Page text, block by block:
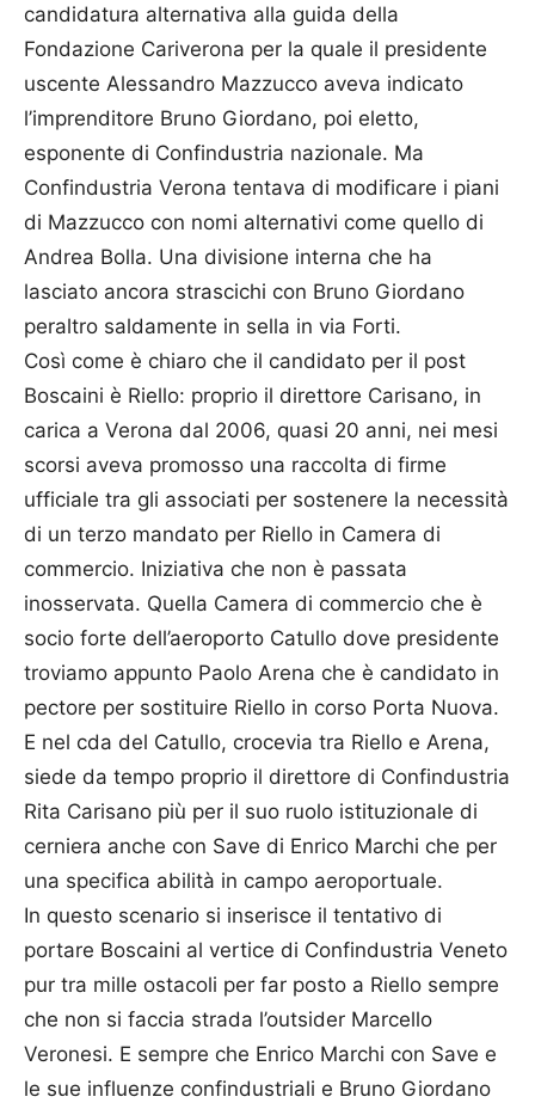
candidatura alternativa alla guida della
Fondazione Cariverona per la quale il presidente
uscente Alessandro Mazzucco aveva indicato
l’imprenditore Bruno Giordano, poi eletto,
esponente di Confindustria nazionale. Ma
Confindustria Verona tentava di modificare i piani
di Mazzucco con nomi alternativi come quello di
Andrea Bolla. Una divisione interna che ha
lasciato ancora strascichi con Bruno Giordano
peraltro saldamente in sella in via Forti.
Così come è chiaro che il candidato per il post
Boscaini è Riello: proprio il direttore Carisano, in
carica a Verona dal 2006, quasi 20 anni, nei mesi
scorsi aveva promosso una raccolta di firme
ufficiale tra gli associati per sostenere la necessità
di un terzo mandato per Riello in Camera di
commercio. Iniziativa che non è passata
inosservata. Quella Camera di commercio che è
socio forte dell’aeroporto Catullo dove presidente
troviamo appunto Paolo Arena che è candidato in
pectore per sostituire Riello in corso Porta Nuova.
E nel cda del Catullo, crocevia tra Riello e Arena,
siede da tempo proprio il direttore di Confindustria
Rita Carisano più per il suo ruolo istituzionale di
cerniera anche con Save di Enrico Marchi che per
una specifica abilità in campo aeroportuale.
In questo scenario si inserisce il tentativo di
portare Boscaini al vertice di Confindustria Veneto
pur tra mille ostacoli per far posto a Riello sempre
che non si faccia strada l’outsider Marcello
Veronesi. E sempre che Enrico Marchi con Save e
le sue influenze confindustriali e Bruno Giordano